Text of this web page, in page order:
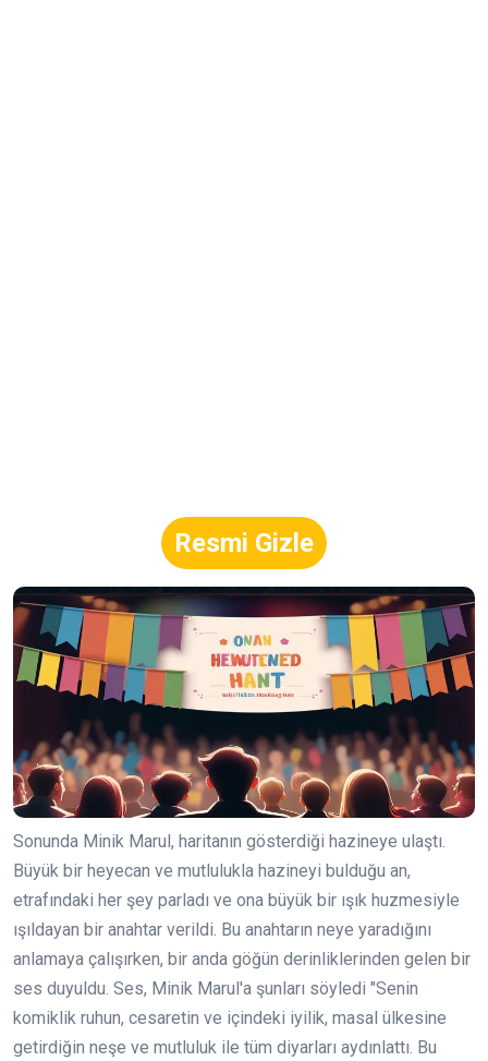
Resmi Gizle
Sonunda Minik Marul, haritanın gösterdiği hazineye ulaştı.
Büyük bir heyecan ve mutlulukla hazineyi bulduğu an,
etrafındaki her şey parladı ve ona büyük bir ışık huzmesiyle
ışıldayan bir anahtar verildi. Bu anahtarın neye yaradığını
anlamaya çalışırken, bir anda göğün derinliklerinden gelen bir
ses duyuldu. Ses, Minik Marul'a şunları söyledi "Senin
komiklik ruhun, cesaretin ve içindeki iyilik, masal ülkesine
getirdiğin neşe ve mutluluk ile tüm diyarları aydınlattı. Bu